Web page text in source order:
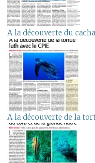
A la découverte du
A la découverte de la